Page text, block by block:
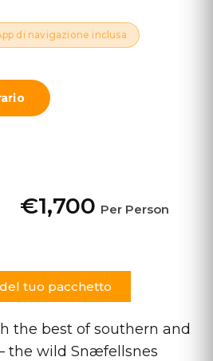
di navigazione inclusa
€1,700 Per Person
tuo pacchetto
the best of southern and
the wild Snæfellsnes